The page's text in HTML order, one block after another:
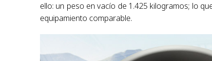
ello: un peso en vacío de 1.425 kilogramos; lo
equipamiento comparable.